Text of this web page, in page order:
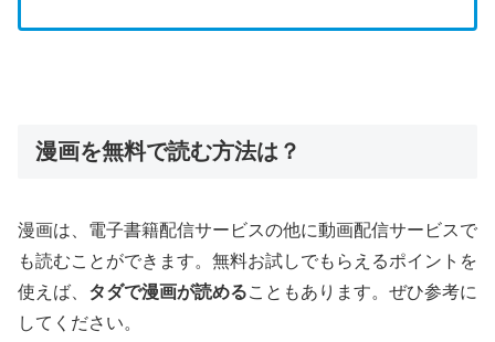
漫画を無料で読む方法は？
漫画は、電子書籍配信サービスの他に動画配信サービスで
も読むことができます。無料お試しでもらえるポイントを
使えば、 タダで漫画が読めることもあります。ぜひ参考に
してください。